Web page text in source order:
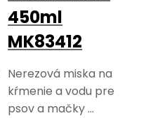
450ml
MK83412
Nerezová miska na
kŕmenie a vodu pre
psov a mačky …